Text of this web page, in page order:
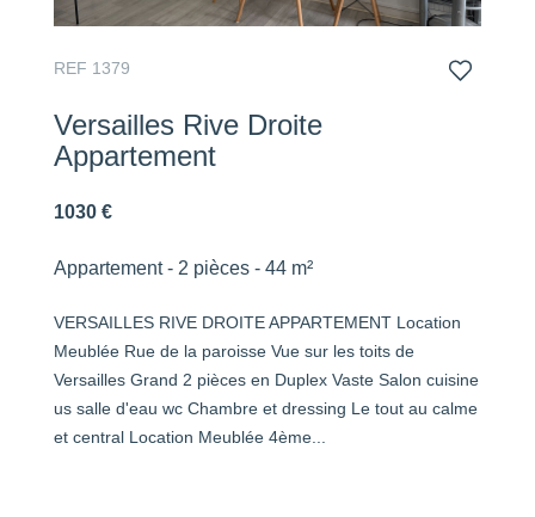
REF 1379
Versailles Rive Droite
Appartement
1030 €
Appartement - 2 pièces - 44 m²
VERSAILLES RIVE DROITE APPARTEMENT Location
Meublée Rue de la paroisse Vue sur les toits de
Versailles Grand 2 pièces en Duplex Vaste Salon cuisine
us salle d'eau wc Chambre et dressing Le tout au calme
et central Location Meublée 4ème...